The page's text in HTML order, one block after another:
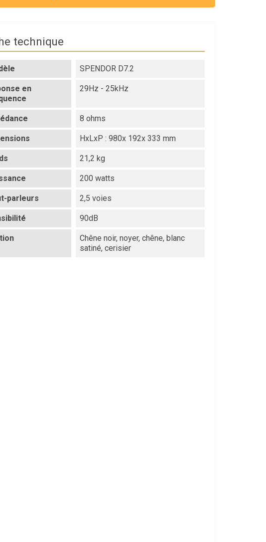
technique
SPENDOR D7.2
en
29Hz - 25kHz
8 ohms
HxLxP : 980x 192x 333 mm
21,2 kg
200 watts
parleurs 2,5 voies
90dB
Chêne noir, noyer, chêne, blanc
satiné, cerisier